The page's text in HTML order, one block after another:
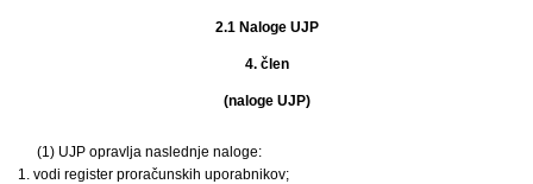
2.1 Naloge UJP
4. člen
(naloge UJP)
(1) UJP opravlja naslednje naloge:
1. vodi register proračunskih uporabnikov;